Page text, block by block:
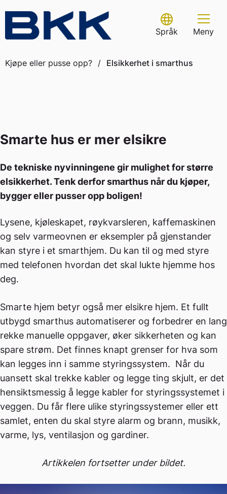
content
Språk
Select Language
Meny
Kjøpe eller pusse opp? / Elsikkerhet i smarthus
Smarte hus er mer elsikre
De tekniske nyvinningene gir mulighet for større
elsikkerhet. Tenk derfor smarthus når du kjøper,
bygger eller pusser opp boligen!
Lysene, kjøleskapet, røykvarsleren, kaffemaskinen
og selv varmeovnen er eksempler på gjenstander
kan styre i et smarthjem. Du kan til og med styre
med telefonen hvordan det skal lukte hjemme hos
deg.
Smarte hjem betyr også mer elsikre hjem. Et fullt
utbygd smarthus automatiserer og forbedrer en lang
rekke manuelle oppgaver, øker sikkerheten og kan
spare strøm. ​Det finnes knapt grenser for hva som
kan legges inn i samme styringssystem. Når du
uansett skal trekke kabler og legge ting skjult, er det
hensiktsmessig å legge kabler for styringssystemet i
veggen. Du får flere ulike styringssystemer eller ett
samlet, enten du skal styre alarm og brann, musikk,
varme, lys, ventilasjon og gardiner.
Artikkelen fortsetter under bildet.